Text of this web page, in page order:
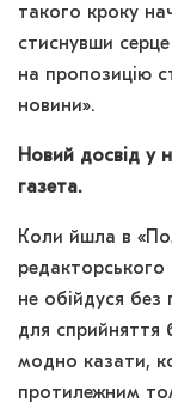
такого кроку
стиснувши
на пропозицію
новини».
Новий досвід у
газета.
Коли йшла в
не обійдуся без
для сприйняття
модно казати,
протилежним